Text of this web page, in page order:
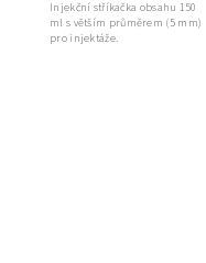
Injekční stříkačka obsahu 150
ml s větším průměrem (5 mm)
pro injektáže.